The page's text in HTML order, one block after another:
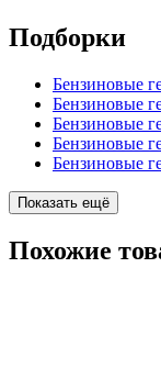
Подборки
Бензиновые
Бензиновые
Бензиновые
Бензиновые
Бензиновые
Показать ещё
Похожие